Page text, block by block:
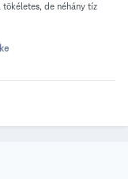
de néhány tíz